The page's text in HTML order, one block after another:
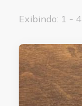
Exibindo: 1 -